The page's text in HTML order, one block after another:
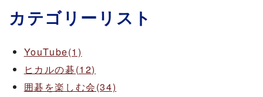
カテゴリーリスト
YouTube(1)
ヒカルの碁(12)
囲碁を楽しむ会(34)